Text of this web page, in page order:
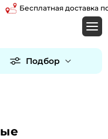
Бесплатная доставка по
Подбор